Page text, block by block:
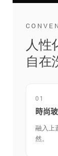
人性
自在
01
時尚
融入上
然。